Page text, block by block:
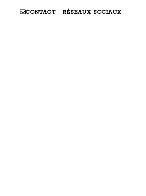
CONTACT RÉSEAUX SOCIAUX